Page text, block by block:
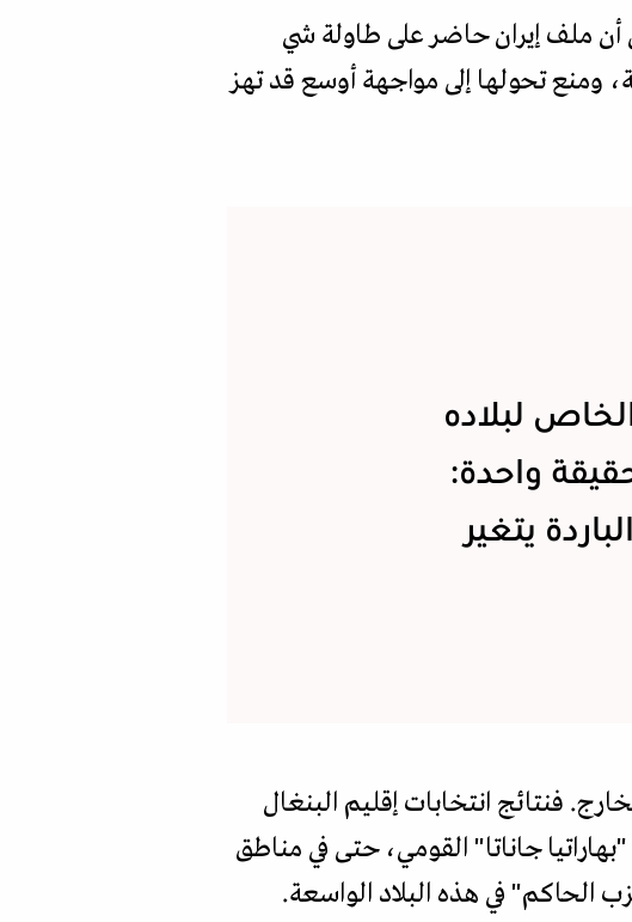
أن ملف إيران حاضر على طاولة شي
ومنع تحولها إلى مواجهة أوسع قد تهز
لبلاده
واحدة:
يتغير
فنتائج انتخابات إقليم البنغال
جاناتا" القومي، حتى في مناطق
الحاكم" في هذه البلاد الواسعة.